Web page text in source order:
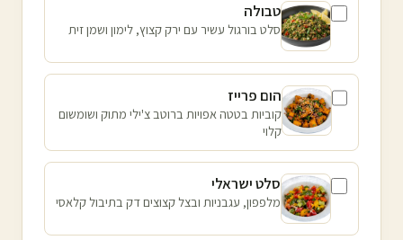
טבולה
סלט בורגול עשיר עם ירק קצוץ, לימון ושמן זית
הום פרייז
קוביות בטטה אפויות ברוטב צ'ילי מתוק ושומשום
קלוי
סלט ישראלי
מלפפון, עגבניות ובצל קצוצים דק בתיבול קלאסי